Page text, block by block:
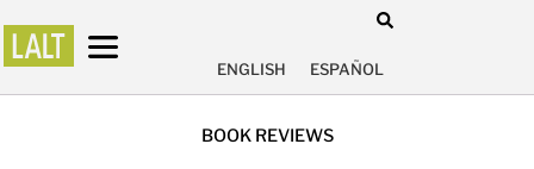
ENGLISH ESPAÑOL
BOOK REVIEWS